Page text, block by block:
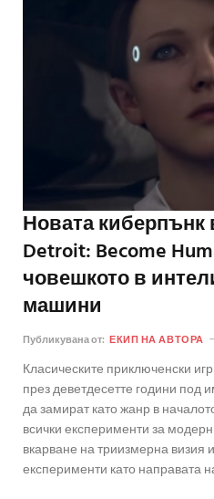
Новата киберпънк
Detroit: Become
човешкото в
машини
Публикувана от: ЕКИП НА АВТОРА
Класическите приключенски
през деветдесетте години под
да замират като жанр в
всички експерименти за
вкарване на триизмерна визия
експерименти като направата